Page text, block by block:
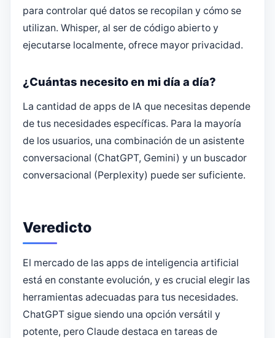
para controlar qué datos se recopilan y cómo se
utilizan. Whisper, al ser de código abierto y
ejecutarse localmente, ofrece mayor privacidad.
¿Cuántas necesito en mi día a día?
La cantidad de apps de IA que necesitas depende
de tus necesidades específicas. Para la mayoría
de los usuarios, una combinación de un asistente
conversacional (ChatGPT, Gemini) y un buscador
conversacional (Perplexity) puede ser suficiente.
Veredicto
El mercado de las apps de inteligencia artificial
está en constante evolución, y es crucial elegir las
herramientas adecuadas para tus necesidades.
ChatGPT sigue siendo una opción versátil y
potente, pero Claude destaca en tareas de